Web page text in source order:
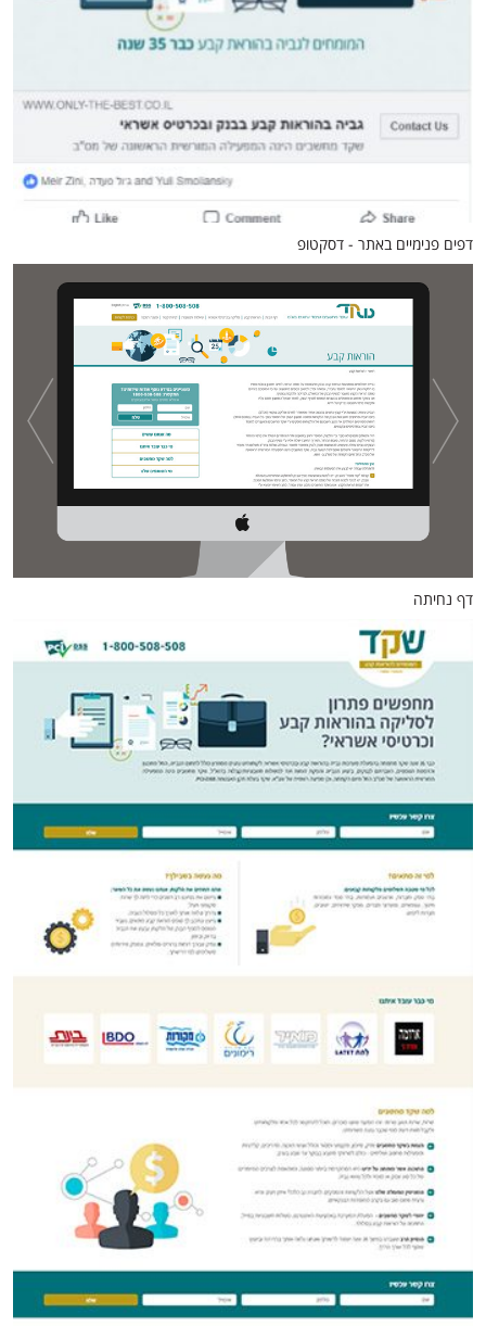
דפים פנימיים באתר - דסקטופ
דף נחיתה